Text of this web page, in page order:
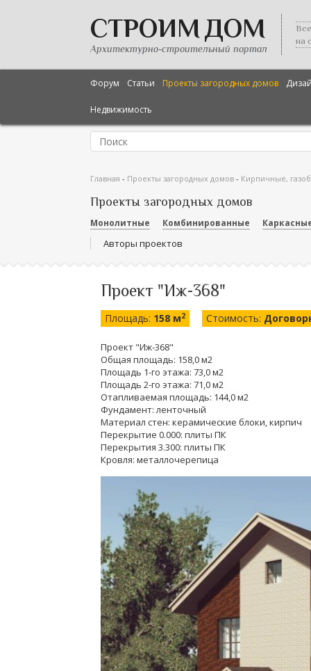
СТРОИМ ДОМ
Архитектурно-строительный портал
на
Форум Статьи Проекты загородных домов
Недвижимость
Главная - Проекты загородных домов - Кирпичные,
Проекты загородных домов
Монолитные Комбинированные
Авторы проектов
Проект "Иж-368"
Площадь: 158 м2 Стоимость:
Проект "Иж-368"
Общая площадь: 158,0 м2
Площадь 1-го этажа: 73,0 м2
Площадь 2-го этажа: 71,0 м2
Отапливаемая площадь: 144,0 м2
Фундамент: ленточный
Материал стен: керамические блоки, кирпич
Перекрытие 0.000: плиты ПК
Перекрытия 3.300: плиты ПК
Кровля: металлочерепица